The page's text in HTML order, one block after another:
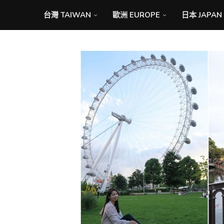
台灣 TAIWAN 歐洲 EUROPE 日本 JAPAN